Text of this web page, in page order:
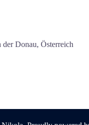
Donau, Österreich